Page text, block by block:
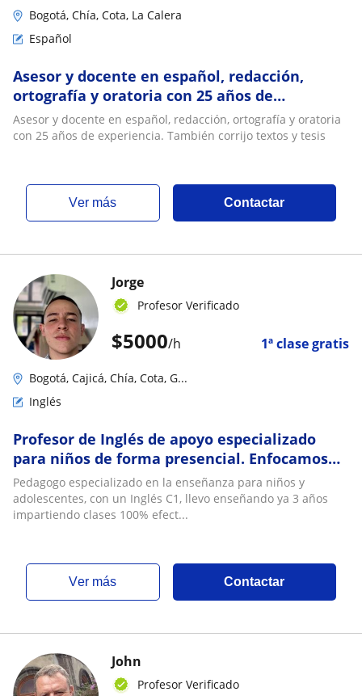
Bogotá, Chía, Cota, La Calera
Español
Asesor y docente en español, redacción,
ortografía y oratoria con 25 años de
experiencia. También corrijo textos y tesis
Asesor y docente en español, redacción, ortografía y oratoria
con 25 años de experiencia. También corrijo textos y tesis
ver más Contactar
$5000/h 1ª clase gratis
Jorge
Profesor Verificado
Bogotá, Cajicá, Chía, Cota, G...
Inglés
Profesor de Inglés de apoyo especializado
para niños de forma presencial. Enfocamos
un inglés 100% funcional y útil para su futuro
Pedagogo especializado en la enseñanza para niños y
adolescentes, con un Inglés C1, llevo enseñando ya 3 años
impartiendo clases 100% efect...
ver más Contactar
John
Profesor Verificado